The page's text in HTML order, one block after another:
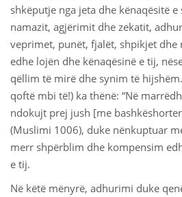
shkëputje nga jeta dhe kënaqësitë
namazit, agjërimit dhe zekatit,
veprimet, punët, fjalët, shpikjet
edhe lojën dhe kënaqësinë e tij,
qëllim të mirë dhe synim të
qoftë mbi të!) ka thënë: “Në
ndokujt prej jush [me
(Muslimi 1006), duke nënkuptuar
merr shpërblim dhe kompensim
e tij.
Në këtë mënyrë, adhurimi duke